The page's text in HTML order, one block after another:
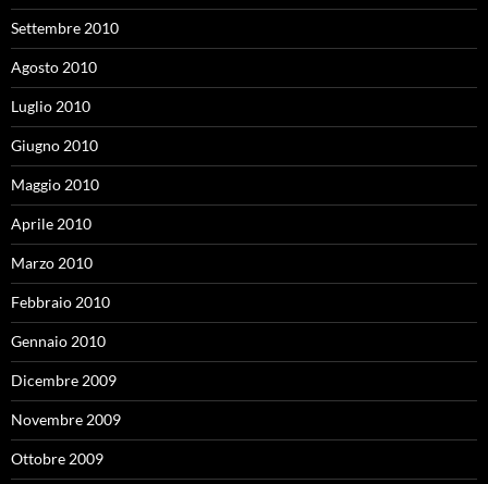
Settembre 2010
Agosto 2010
Luglio 2010
Giugno 2010
Maggio 2010
Aprile 2010
Marzo 2010
Febbraio 2010
Gennaio 2010
Dicembre 2009
Novembre 2009
Ottobre 2009